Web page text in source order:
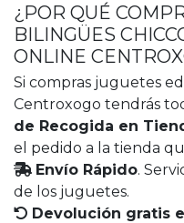
¿POR QUÉ
BILINGÜES
ONLINE
Si compras juguetes
Centroxogo tendrás
de Recogida en
el pedido a la tienda
Envío Rápido.
de los juguetes.
Devolución gratis